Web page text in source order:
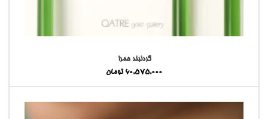
گردنبند حمرا
60,575,000 تومان